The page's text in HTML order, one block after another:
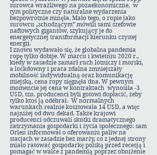
surowca wrażliwego na pozaekonomiczne, w
tym polityczne czy naturalne wydarzenia
bezpowrotnie minęła. Mało tego, o ropie jako
surowcu „schodzącym” mówili sami szefowie
naftowych gigantów, szykujący je do
energetycznej transformacji kierunku czystej
energii.
I znowu wydawało się, że globalna pandemia
ropę tylko dobije. W marcu i kwietniu 2020 r.,
kiedy w zasadzie zamarł ruch lotniczy i morski,
a lockdowny i praca zdalna zmniejszały
mobilność indywidualną oraz komunikację
miejską, cena ropy sięgnęła dna. W pewnym
momencie jej cena w kontraktach wynosiła -3
USD, tzn. producenci byli gotowi dopłacić, żeby
tylko ktoś ją odebrał. W normalnych
warunkach realnie kosztowała 14 USD, a więc
najniżej od dwu dekad. Także krajowi
producenci odczuwali skutki dramatycznego
zatrzymania gospodarki i życia społecznego: sam
Orlen informował o oferowaniu paliw na
stacjach w zasadzie bez marży, co z jednej strony
miało ratować gospodarkę polską przed recesją i
pomagać w walce z pandemią poprzez obniżenie